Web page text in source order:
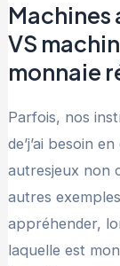
Machines
VS
monnaie
Parfois, nos
de’j’ai besoin
autresjeux non
autres
appréhender,
laquelle est